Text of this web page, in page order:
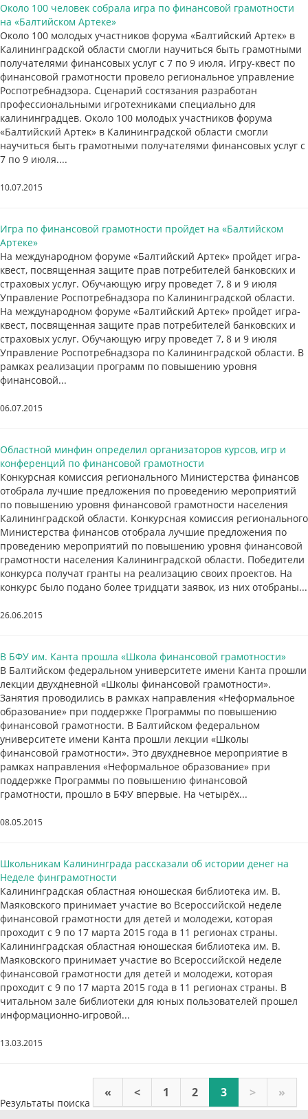
Около 100 человек собрала игра по финансовой грамотности
на «Балтийском Артеке»
Около 100 молодых участников форума «Балтийский Артек» в
Калининградской области смогли научиться быть грамотными
получателями финансовых услуг с 7 по 9 июля. Игру-квест по
финансовой грамотности провело региональное управление
Роспотребнадзора. Сценарий состязания разработан
профессиональными игротехниками специально для
калининградцев. Около 100 молодых участников форума
«Балтийский Артек» в Калининградской области смогли
научиться быть грамотными получателями финансовых услуг с
7 по 9 июля....
10.07.2015
Игра по финансовой грамотности пройдет на «Балтийском
Артеке»
На международном форуме «Балтийский Артек» пройдет игра-
квест, посвященная защите прав потребителей банковских и
страховых услуг. Обучающую игру проведет 7, 8 и 9 июля
Управление Роспотребнадзора по Калининградской области.
На международном форуме «Балтийский Артек» пройдет игра-
квест, посвященная защите прав потребителей банковских и
страховых услуг. Обучающую игру проведет 7, 8 и 9 июля
Управление Роспотребнадзора по Калининградской области. В
рамках реализации программ по повышению уровня
финансовой...
06.07.2015
Областной минфин определил организаторов курсов, игр и
конференций по финансовой грамотности
Конкурсная комиссия регионального Министерства финансов
отобрала лучшие предложения по проведению мероприятий
по повышению уровня финансовой грамотности населения
Калининградской области. Конкурсная комиссия регионального
Министерства финансов отобрала лучшие предложения по
проведению мероприятий по повышению уровня финансовой
грамотности населения Калининградской области. Победители
конкурса получат гранты на реализацию своих проектов. На
конкурс было подано более тридцати заявок, из них отобраны...
26.06.2015
В БФУ им. Канта прошла «Школа финансовой грамотности»
В Балтийском федеральном университете имени Канта прошли
лекции двухдневной «Школы финансовой грамотности».
Занятия проводились в рамках направления «Неформальное
образование» при поддержке Программы по повышению
финансовой грамотности. В Балтийском федеральном
университете имени Канта прошли лекции «Школы
финансовой грамотности». Это двухдневное мероприятие в
рамках направления «Неформальное образование» при
поддержке Программы по повышению финансовой
грамотности, прошло в БФУ впервые. На четырёх...
08.05.2015
Школьникам Калининграда рассказали об истории денег на
Неделе финграмотности
Калининградская областная юношеская библиотека им. В.
Маяковского принимает участие во Всероссийской неделе
финансовой грамотности для детей и молодежи, которая
проходит с 9 по 17 марта 2015 года в 11 регионах страны.
Калининградская областная юношеская библиотека им. В.
Маяковского принимает участие во Всероссийской неделе
финансовой грамотности для детей и молодежи, которая
проходит с 9 по 17 марта 2015 года в 11 регионах страны. В
читальном зале библиотеки для юных пользователей прошел
информационно-игровой...
13.03.2015
Результаты поиска
« < 1 2 3 > »